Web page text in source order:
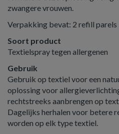
zwangere vrouwen.
Verpakking bevat: 2 refill parels
Soort product
Textielspray tegen allergenen
Gebruik
Gebruik op textiel voor een
oplossing voor
rechtstreeks aanbrengen op
Dagelijks herhalen voor betere
worden op elk type textiel.